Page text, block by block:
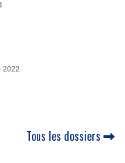
2022
Tous les dossiers